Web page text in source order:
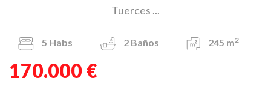
Tuerces ...
5 Habs 2 Baños 245 m2
170.000 €